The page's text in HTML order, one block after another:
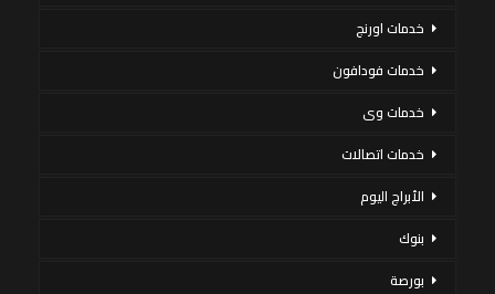
خدمات اورنج
خدمات فودافون
خدمات وى
خدمات اتصالات
الأبراج اليوم
بنوك
بورصة